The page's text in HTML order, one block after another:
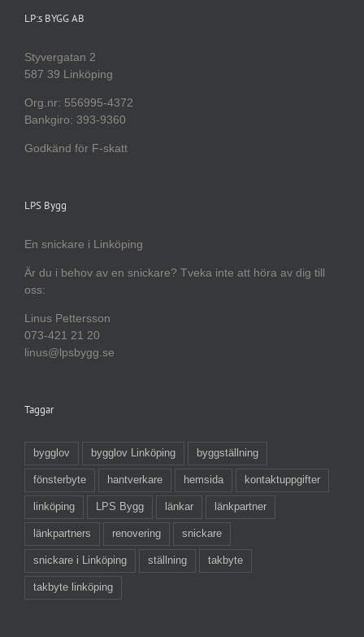
LP:s BYGG AB
Styvergatan 2
587 39 Linköping
Org.nr: 556995-4372
Bankgiro: 393-9360
Godkänd för F-skatt
LPS Bygg
En snickare i Linköping
Är du i behov av en snickare? Tveka inte att höra av dig till
oss:
Linus Pettersson
073-421 21 20
linus@lpsbygg.se
Taggar
bygglov bygglov Linköping byggställning
fönsterbyte hantverkare hemsida kontaktuppgifter
linköping LPS Bygg länkar länkpartner
länkpartners renovering snickare
snickare i Linköping ställning takbyte
takbyte linköping